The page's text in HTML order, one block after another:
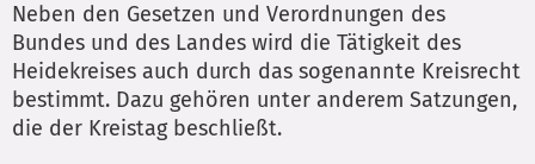
Neben den Gesetzen und Verordnungen des
Bundes und des Landes wird die Tätigkeit des
Heidekreises auch durch das sogenannte Kreisrecht
bestimmt. Dazu gehören unter anderem Satzungen,
die der Kreistag beschließt.